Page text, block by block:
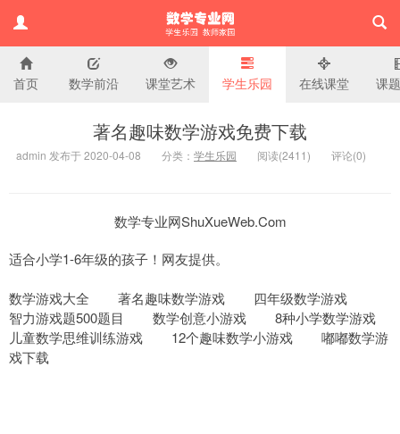
小学数学专业网
首页 数学前沿 课堂艺术 学生乐园 在线课堂 课
著名趣味数学游戏免费下载
admin 发布于 2020-04-08 分类： 学生乐园 阅读(2411) 评论(0)
数学专业网ShuXueWeb.Com
适合小学1-6年级的孩子！网友提供。
数学游戏大全 著名趣味数学游戏 四年级数学游戏
智力游戏题500题目 数学创意小游戏 8种小学数学游戏
儿童数学思维训练游戏 12个趣味数学小游戏 嘟嘟数学游
戏下载